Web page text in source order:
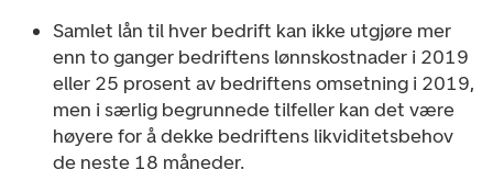
Samlet lån til hver bedrift kan ikke utgjøre mer
enn to ganger bedriftens lønnskostnader i 2019
eller 25 prosent av bedriftens omsetning i 2019,
men i særlig begrunnede tilfeller kan det være
høyere for å dekke bedriftens likviditetsbehov
de neste 18 måneder.